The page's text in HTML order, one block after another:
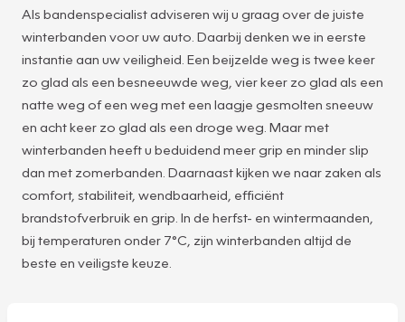
Als bandenspecialist adviseren wij u graag over de juiste
winterbanden voor uw auto. Daarbij denken we in eerste
instantie aan uw veiligheid. Een beijzelde weg is twee keer
zo glad als een besneeuwde weg, vier keer zo glad als een
natte weg of een weg met een laagje gesmolten sneeuw
en acht keer zo glad als een droge weg. Maar met
winterbanden heeft u beduidend meer grip en minder slip
dan met zomerbanden. Daarnaast kijken we naar zaken als
comfort, stabiliteit, wendbaarheid, efficiënt
brandstofverbruik en grip. In de herfst- en wintermaanden,
bij temperaturen onder 7°C, zijn winterbanden altijd de
beste en veiligste keuze.